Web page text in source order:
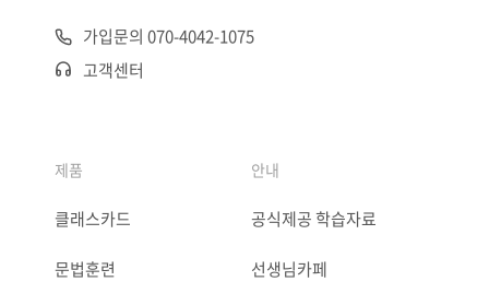
가입문의 070-4042-1075
고객센터
제품
클래스카드
문법훈련
안내
공식제공 학습자료
선생님카페